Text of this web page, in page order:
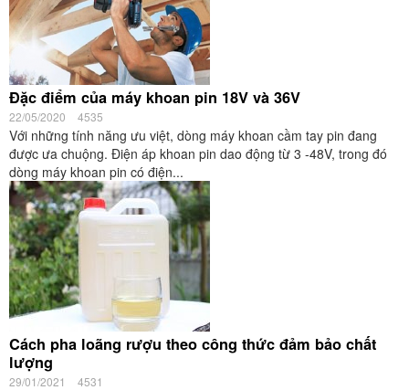
Đặc điểm của máy khoan pin 18V và 36V
22/05/2020 4535
Với những tính năng ưu việt, dòng máy khoan cầm tay pin đang
được ưa chuộng. Điện áp khoan pin dao động từ 3 -48V, trong đó
dòng máy khoan pin có điện...
Cách pha loãng rượu theo công thức đảm bảo chất
lượng
29/01/2021 4531